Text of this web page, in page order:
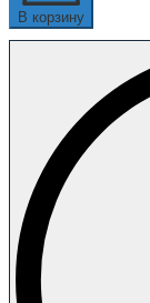
В корзину